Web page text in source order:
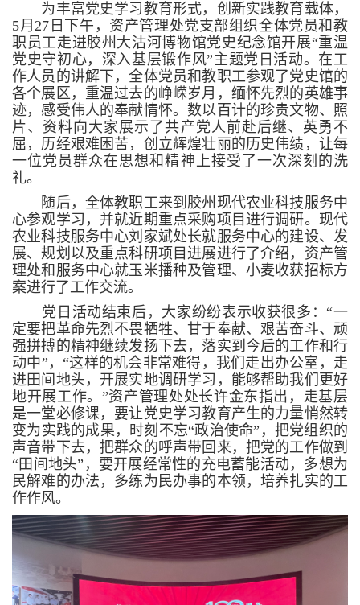
为丰富党史学习教育形式，创新实践教育载体，
5月27日下午，资产管理处党支部组织全体党员和教
职员工走进胶州大沽河博物馆党史纪念馆开展“重温
党史守初心，深入基层锻作风”主题党日活动。在工
作人员的讲解下，全体党员和教职工参观了党史馆的
各个展区，重温过去的峥嵘岁月，缅怀先烈的英雄事
迹，感受伟人的奉献情怀。数以百计的珍贵文物、照
片、资料向大家展示了共产党人前赴后继、英勇不
屈，历经艰难困苦，创立辉煌壮丽的历史伟绩，让每
一位党员群众在思想和精神上接受了一次深刻的洗
礼。
随后，全体教职工来到胶州现代农业科技服务中
心参观学习，并就近期重点采购项目进行调研。现代
农业科技服务中心刘家斌处长就服务中心的建设、发
展、规划以及重点科研项目进展进行了介绍，资产管
理处和服务中心就玉米播种及管理、小麦收获招标方
案进行了工作交流。
党日活动结束后，大家纷纷表示收获很多：“一
定要把革命先烈不畏牺牲、甘于奉献、艰苦奋斗、顽
强拼搏的精神继续发扬下去，落实到今后的工作和行
动中”，“这样的机会非常难得，我们走出办公室，走
进田间地头，开展实地调研学习，能够帮助我们更好
地开展工作。”资产管理处处长许金东指出，走基层
是一堂必修课，要让党史学习教育产生的力量悄然转
变为实践的成果，时刻不忘“政治使命”，把党组织的
声音带下去，把群众的呼声带回来，把党的工作做到
“田间地头”，要开展经常性的充电蓄能活动，多想为
民解难的办法，多练为民办事的本领，培养扎实的工
作作风。